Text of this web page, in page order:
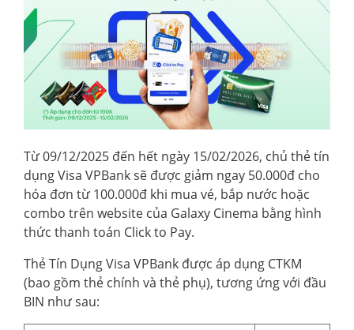
Từ 09/12/2025 đến hết ngày 15/02/2026, chủ thẻ tín
dụng Visa VPBank sẽ được giảm ngay 50.000đ cho
hóa đơn từ 100.000đ khi mua vé, bắp nước hoặc
combo trên website của Galaxy Cinema bằng hình
thức thanh toán Click to Pay.
Thẻ Tín Dụng Visa VPBank được áp dụng CTKM
(bao gồm thẻ chính và thẻ phụ), tương ứng với đầu
BIN như sau: